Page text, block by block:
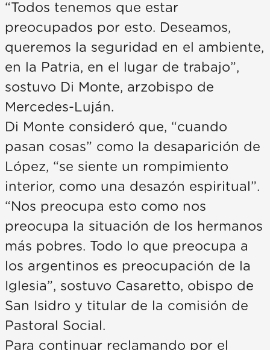
“Todos tenemos que estar
preocupados por esto. Deseamos,
queremos la seguridad en el ambiente,
en la Patria, en el lugar de trabajo”,
sostuvo Di Monte, arzobispo de
Mercedes-Luján.
Di Monte consideró que, “cuando
pasan cosas” como la desaparición de
López, “se siente un rompimiento
interior, como una desazón espiritual”.
“Nos preocupa esto como nos
preocupa la situación de los hermanos
más pobres. Todo lo que preocupa a
los argentinos es preocupación de la
Iglesia”, sostuvo Casaretto, obispo de
San Isidro y titular de la comisión de
Pastoral Social.
Para continuar reclamando por el